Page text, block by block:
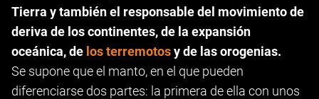
Tierra y también el responsable del movimiento de
deriva de los continentes, de la expansión
oceánica, de los terremotosy de las orogenias.
Se supone que el manto, en el que pueden
diferenciarse dos partes: la primera de ella con unos